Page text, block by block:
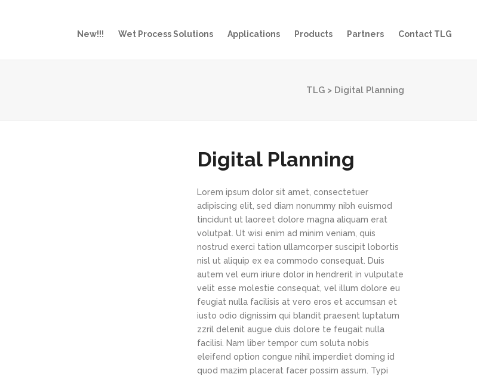
New!!! Wet Process Solutions Applications Products Partners Contact TLG
TLG > Digital Planning
Digital Planning
Lorem ipsum dolor sit amet, consectetuer
adipiscing elit, sed diam nonummy nibh euismod
tincidunt ut laoreet dolore magna aliquam erat
volutpat. Ut wisi enim ad minim veniam, quis
nostrud exerci tation ullamcorper suscipit lobortis
nisl ut aliquip ex ea commodo consequat. Duis
autem vel eum iriure dolor in hendrerit in vulputate
velit esse molestie consequat, vel illum dolore eu
feugiat nulla facilisis at vero eros et accumsan et
iusto odio dignissim qui blandit praesent luptatum
zzril delenit augue duis dolore te feugait nulla
facilisi. Nam liber tempor cum soluta nobis
eleifend option congue nihil imperdiet doming id
quod mazim placerat facer possim assum. Typi